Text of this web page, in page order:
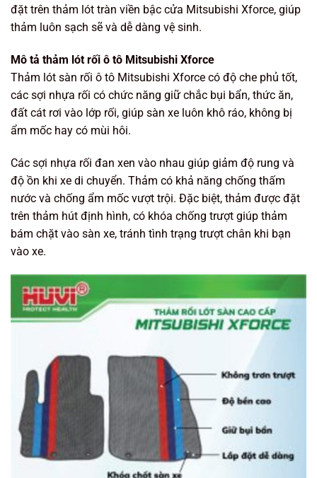
đặt trên thảm lót tràn viền bậc cửa Mitsubishi Xforce, giúp
thảm luôn sạch sẽ và dễ dàng vệ sinh.
Mô tả thảm lót rối ô tô Mitsubishi Xforce
Thảm lót sàn rối ô tô Mitsubishi Xforce có độ che phủ tốt,
các sợi nhựa rối có chức năng giữ chắc bụi bẩn, thức ăn,
đất cát rơi vào lớp rối, giúp sàn xe luôn khô ráo, không bị
ẩm mốc hay có mùi hôi.
Các sợi nhựa rối đan xen vào nhau giúp giảm độ rung và
độ ồn khi xe di chuyển. Thảm có khả năng chống thấm
nước và chống ẩm mốc vượt trội. Đặc biệt, thảm được đặt
trên thảm hút định hình, có khóa chống trượt giúp thảm
bám chặt vào sàn xe, tránh tình trạng trượt chân khi bạn
vào xe.